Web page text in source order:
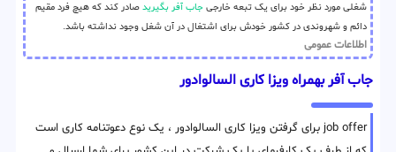
شغلی مورد نظر خود برای یک تبعه خارجی جاب آفر بگیرید صادر کند که هیچ فرد مقیم
دائم و شهروندی در کشور خودش برای اشتغال در آن شغل وجود نداشته باشد.
اطلاعات عمومی
جاب آفر بهمراه ویزا کاری السالوادور
job offer برای گرفتن ویزا کاری السالوادور ، یک نوع دعوتنامه کاری است